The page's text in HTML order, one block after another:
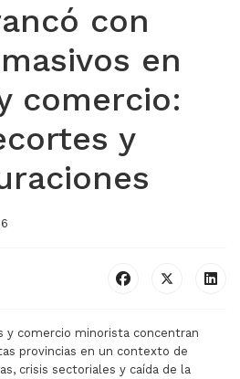
con
en
comercio:
y
y comercio minorista concentran
provincias en un contexto de
crisis sectoriales y caída de la